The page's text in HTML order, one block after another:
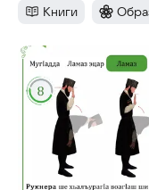
Категория
Книги